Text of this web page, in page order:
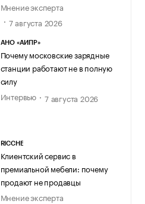
Мнение эксперта
7 августа 2026
АНО «АИПР»
Почему московские зарядные
станции работают не в полную
силу
Интервью
7 августа 2026
RICCHE
Клиентский сервис в
премиальной мебели: почему
продают не продавцы
Мнение эксперта